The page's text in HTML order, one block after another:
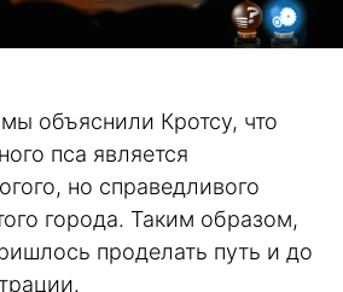
объяснили Кротсу, что
пса является
но справедливого
города. Таким образом,
проделать путь и до